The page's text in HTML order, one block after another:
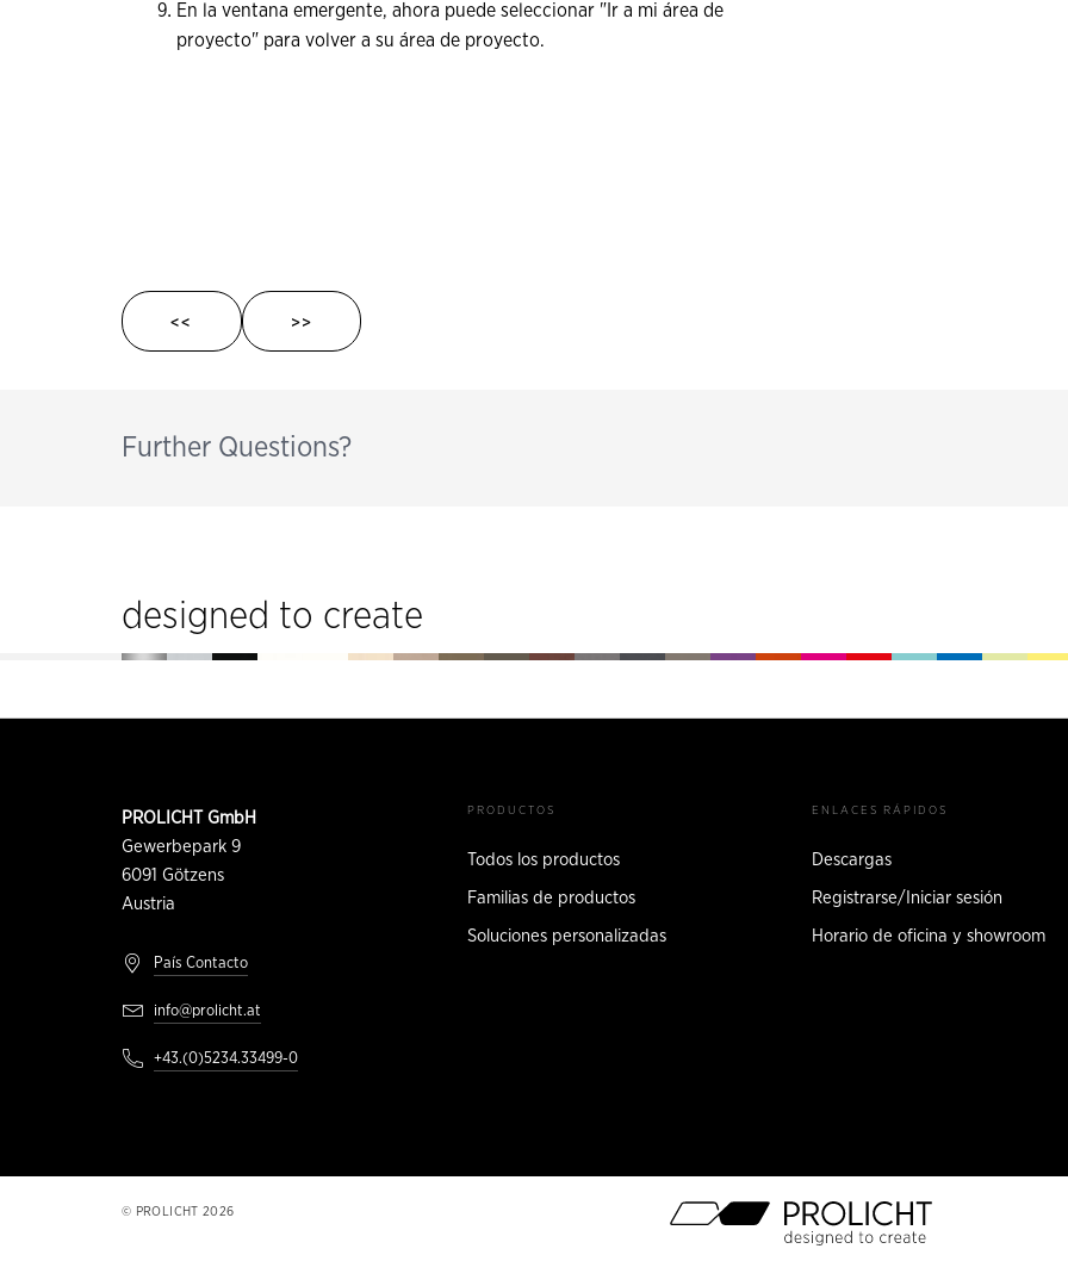
En la ventana emergente, ahora puede seleccionar "Ir a mi área de
proyecto" para volver a su área de proyecto.
<< >>
Further Questions?
designed to create
página
INFORMACIÓN
DE
PROLICHT GmbH
Gewerbepark 9
6091 Götzens
Austria
País Contacto
info@prolicht.at
+43.(0)5234.33499-0
PRODUCTOS
Todos los productos
Familias de productos
Soluciones personalizadas
ENLACES RÁPIDOS
Descargas
Registrarse/Iniciar sesión
Horario de oficina y showroom
PROLICHT 2026